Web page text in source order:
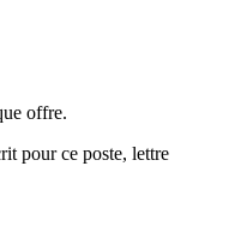
offre.
pour ce poste, lettre